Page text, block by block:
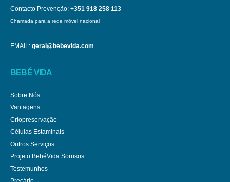
Contacto Prevenção: +351 918 258 113
Chamada para a rede móvel nacional
EMAIL: geral@bebevida.com
BEBÉ VIDA
Sobre Nós
Vantagens
Criopreservação
Células Estaminais
Outros Serviços
Projeto BebéVida Sorrisos
Testemunhos